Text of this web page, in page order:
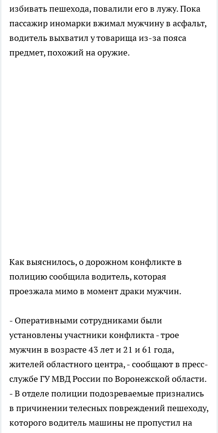
избивать пешехода, повалили его в лужу. Пока
пассажир иномарки вжимал мужчину в асфальт,
водитель выхватил у товарища из-за пояса
предмет, похожий на оружие.
Как выяснилось, о дорожном конфликте в
полицию сообщила водитель, которая
проезжала мимо в момент драки мужчин.
- Оперативными сотрудниками были
установлены участники конфликта - трое
мужчин в возрасте 43 лет и 21 и 61 года,
жителей областного центра, - сообщают в пресс-
службе ГУ МВД России по Воронежской области.
- В отделе полиции подозреваемые признались
в причинении телесных повреждений пешеходу,
которого водитель машины не пропустил на